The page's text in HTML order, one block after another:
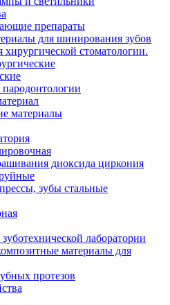
препараты
для шинирования зубов
хирургической стоматологии.
материалы
диоксида циркония
зубы стальные
лаборатории
материалы для
протезов